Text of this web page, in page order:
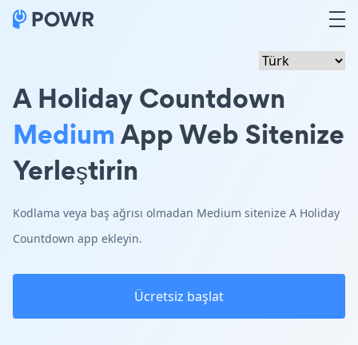
A Holiday Countdown
MediumApp Web Sitenize
Yerleştirin
Kodlama veya baş ağrısı olmadan Medium sitenize A Holiday
Countdown app ekleyin.
Ücretsiz başlat